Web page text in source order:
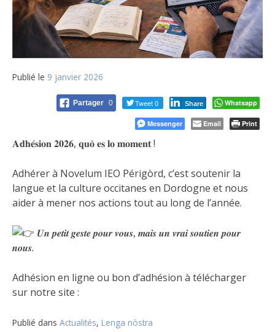
Publié le 9 janvier 2026
Partager 0 Tweet 0 Share Whatsapp
Messenger Email Print
𝐀𝐝𝐡𝐞́𝐬𝐢𝐨𝐧 𝟐𝟎𝟐𝟔, 𝐪𝐮𝐨̀ 𝐞𝐬 𝐥𝐨 𝐦𝐨𝐦𝐞𝐧𝐭 !
Adhérer à Novelum IEO Périgòrd, c’est soutenir la
langue et la culture occitanes en Dordogne et nous
aider à mener nos actions toutau long de l’année.
𝑼𝒏 𝒑𝒆𝒕𝒊𝒕 𝒈𝒆𝒔𝒕𝒆 𝒑𝒐𝒖𝒓 𝒗𝒐𝒖𝒔, 𝒎𝒂𝒊𝒔 𝒖𝒏 𝒗𝒓𝒂𝒊 𝒔𝒐𝒖𝒕𝒊𝒆𝒏 𝒑𝒐𝒖𝒓
𝒏𝒐𝒖𝒔.
Adhésion en ligne ou bon d’adhésion à télécharger
sur notre site :
Publié dans Actualités, Lenga nòstra